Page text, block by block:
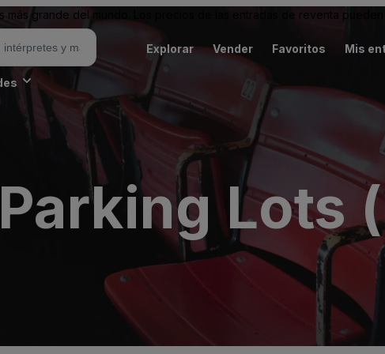
más grande del mundo. Los precios de las entradas de reventa
Explorar Vender Favoritos Mis
Lots